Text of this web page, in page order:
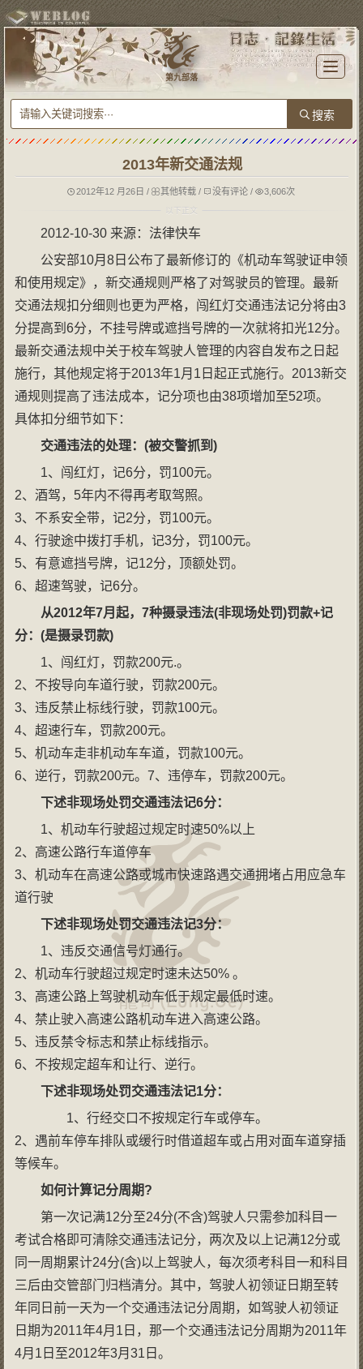
T
o
l
e
n
第九部落
2013年新交通法规
2012年12 月26日/ 其他转载 / 没有评论 / 3,606次
2012-10-30 来源：法律快车
公安部10月8日公布了最新修订的《机动车驾驶证申领
和使用规定》，新交通规则严格了对驾驶员的管理。最新
交通法规扣分细则也更为严格，闯红灯交通违法记分将由3
分提高到6分，不挂号牌或遮挡号牌的一次就将扣光12分。
最新交通法规中关于校车驾驶人管理的内容自发布之日起
施行，其他规定将于2013年1月1日起正式施行。2013新交
通规则提高了违法成本，记分项也由38项增加至52项。
具体扣分细节如下：
交通违法的处理： (被交警抓到 )
1、闯红灯，记6分，罚100元。
2、酒驾，5年内不得再考取驾照。
3、不系安全带，记2分，罚100元。
4、行驶途中拨打手机，记3分，罚100元。
5、有意遮挡号牌，记12分，顶额处罚。
6、超速驾驶，记6分。
从2012年7月起， 7种摄录违法(非现场处罚)罚款+记
分： (是摄录罚款)
1、闯红灯，罚款200元.。
2、不按导向车道行驶，罚款200元。
3、违反禁止标线行驶，罚款100元。
4、超速行车，罚款200元。
5、机动车走非机动车车道，罚款100元。
6、逆行，罚款200元。7、违停车，罚款200元。
下述非现场处罚交通违法记6分：
1、机动车行驶超过规定时速50%以上
2、高速公路行车道停车
3、机动车在高速公路或城市快速路遇交通拥堵占用应急车
道行驶
下述非现场处罚交通违法记3分：
1、违反交通信号灯通行。
2、机动车行驶超过规定时速未达50% 。
3、高速公路上驾驶机动车低于规定最低时速。
4、禁止驶入高速公路机动车进入高速公路。
5、违反禁令标志和禁止标线指示。
6、不按规定超车和让行、逆行。
下述非现场处罚交通违法记1分：
1、行经交口不按规定行车或停车。
2、遇前车停车排队或缓行时借道超车或占用对面车道穿插
等候车。
如何计算记分周期?
第一次记满12分至24分(不含)驾驶人只需参加科目一
考试合格即可清除交通违法记分，两次及以上记满12分或
同一周期累计24分(含)以上驾驶人，每次须考科目一和科目
三后由交管部门归档清分。其中，驾驶人初领证日期至转
年同日前一天为一个交通违法记分周期，如驾驶人初领证
日期为2011年4月1日，那一个交通违法记分周期为2011年
4月1日至2012年3月31日。